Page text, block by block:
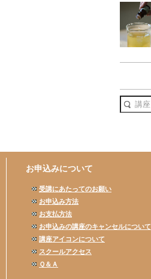
お申込みについて
受講にあたってのお願い
お申込み方法
お支払方法
お申込みの講座のキャンセルについて
講座アイコンについて
スクールアクセス
Ｑ＆Ａ